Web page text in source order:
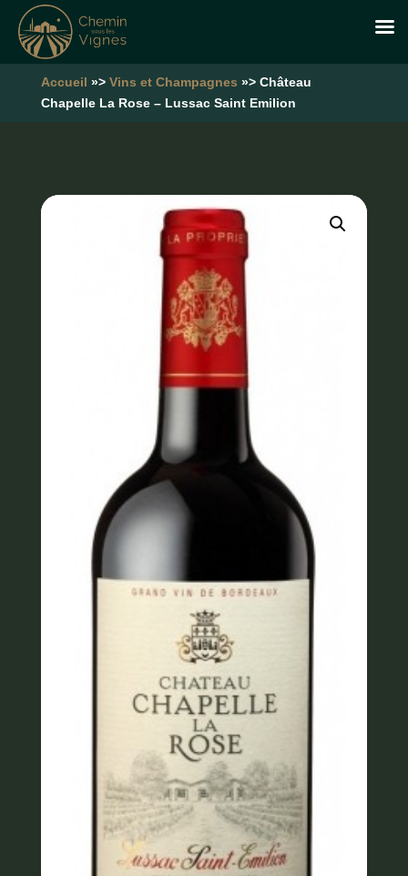
Accueil »> Vins et Champagnes »> Château
Chapelle La Rose – Lussac Saint Emilion